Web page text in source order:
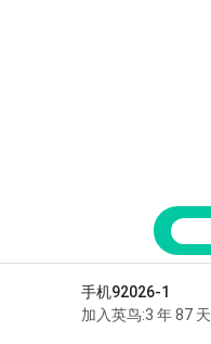
手机92026-1
加入英鸟:3 年 87 天